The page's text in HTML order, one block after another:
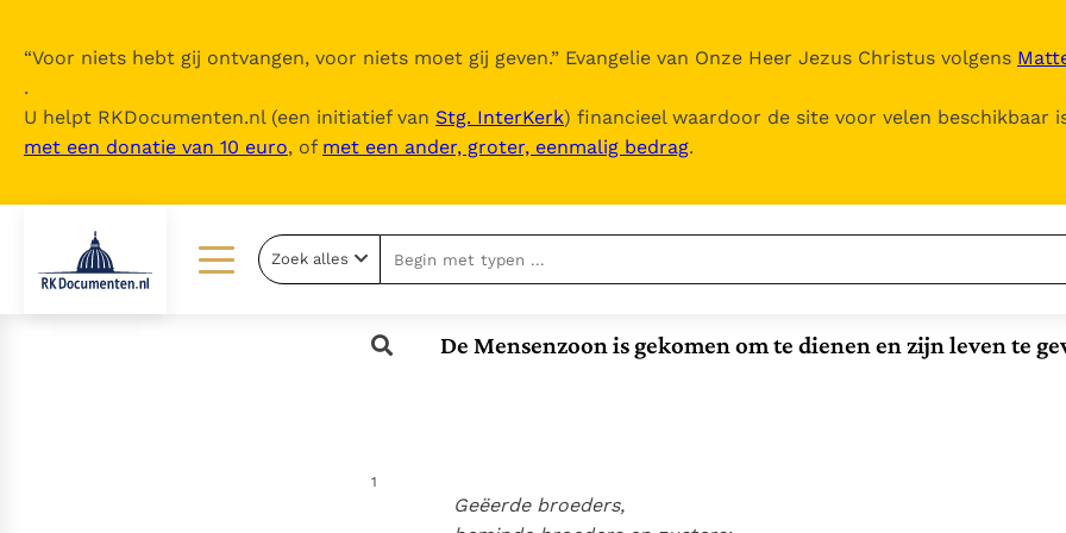
“Voor niets hebt gij ontvangen, voor niets moet gij geven.” Evangelie van Onze Heer Jezus Christus volgens
.
U helpt RKDocumenten.nl (een initiatief van Stg. InterKerk) financieel waardoor de site voor velen beschikbaar
met een donatie van 10 euro, of met een ander, groter, eenmalig bedrag.
Lezen
Over RK Documenten
Documenten
parel van Gods
Gods Koninkrijk
Paus naar Pavia om o.a. H.
Zoek alles
De Mensenzoon is gekomen om te dienen en zijn leven te
1
Geëerde broeders,